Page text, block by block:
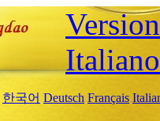
Italiano
한국어 Deutsch Français